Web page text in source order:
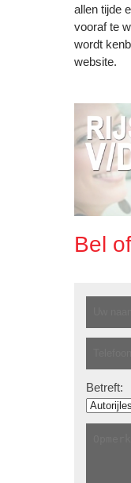
allen tijde
vooraf te
wordt
website.
Bel
Betreft: